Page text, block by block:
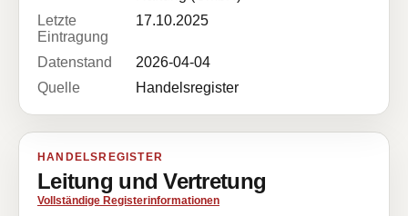
Letzte
Eintragung
17.10.2025
Datenstand
2026-04-04
Quelle
Handelsregister
HANDELSREGISTER
Leitung und Vertretung
Vollständige Registerinformationen